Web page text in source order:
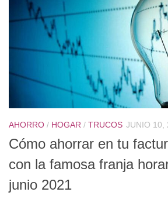
AHORRO / HOGAR / TRUCOS JUNIO 10,
Cómo ahorrar en tu
con la famosa franja
junio 2021